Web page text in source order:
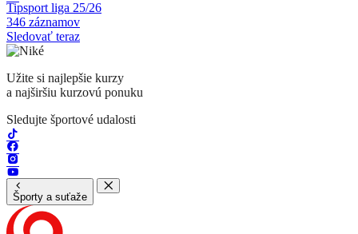
Tipsport liga 25/26
346 záznamov
Sledovať teraz
Užite si najlepšie kurzy
a najširšiu kurzovú ponuku
Sledujte športové udalosti
Športy a suťaže